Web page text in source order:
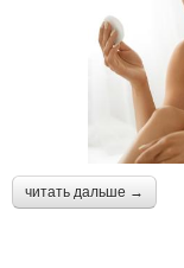
читать дальше →